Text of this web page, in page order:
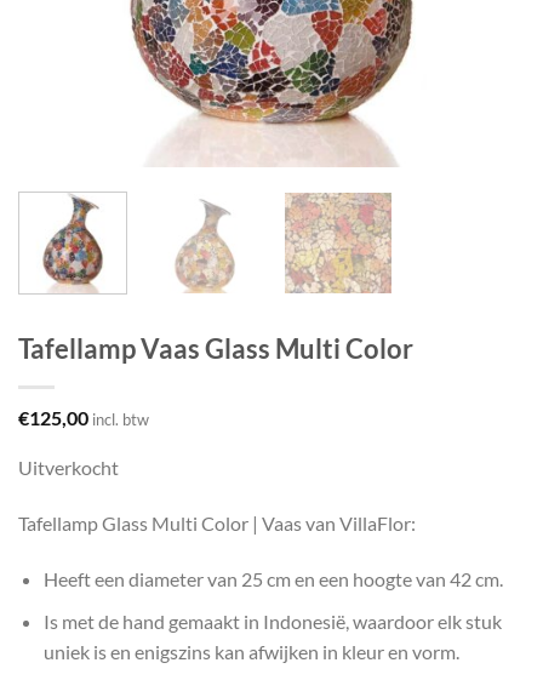
Tafellamp Vaas Glass Multi Color
€125,00 incl. btw
Uitverkocht
Tafellamp Glass Multi Color | Vaas van VillaFlor:
Heeft een diameter van 25 cm en een hoogte van 42 cm.
Is met de hand gemaakt in Indonesië, waardoor elk stuk
uniek is en enigszins kan afwijken in kleur en vorm.